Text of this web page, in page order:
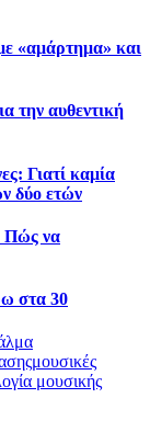
«αμάρτημα» και
την αυθεντική
Γιατί καμία
δύο ετών
Πώς να
στα 30
μουσικές
μουσικής